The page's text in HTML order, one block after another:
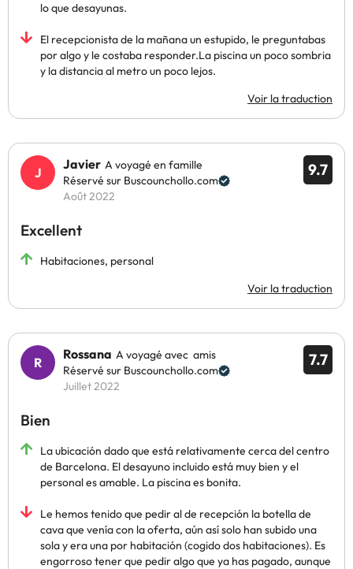
lo que desayunas.
El recepcionista de la mañana un estupido, le preguntabas
por algo y le costaba responder.La piscina un poco sombria
y la distancia al metro un poco lejos.
Voir la traduction
9.7
Javier A voyagé en famille
Réservé sur Buscounchollo.com
Août 2022
Excellent
Habitaciones, personal
Voir la traduction
7.7
Rossana A voyagé avec amis
Réservé sur Buscounchollo.com
Juillet 2022
Bien
La ubicación dado que está relativamente cerca del centro
de Barcelona. El desayuno incluido está muy bien y el
personal es amable. La piscina es bonita.
Le hemos tenido que pedir al de recepción la botella de
cava que venía con la oferta, aún así solo han subido una
sola y era una por habitación (cogido dos habitaciones). Es
engorroso tener que pedir algo que ya has pagado, aunque